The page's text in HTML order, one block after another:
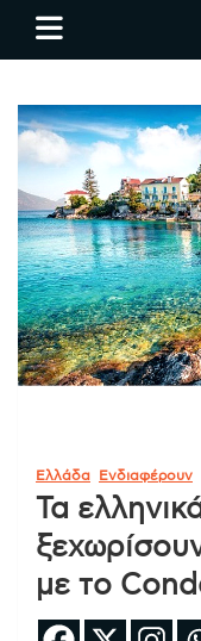
Skippolitic.gr
Ελλάδα Ενδιαφέρουν
Τα
με το